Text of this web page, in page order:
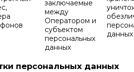
заключаемые
между
Оператором и
субъектом
персональных
данных
данных
персональных данных